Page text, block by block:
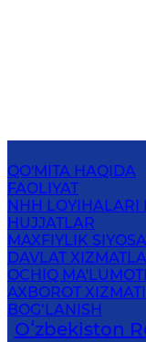
QO'MITA HAQIDA
FAOLIYAT
NHH LOYIHALARI
HUJJATLAR
MAXFIYLIK
DAVLAT
OCHIQ
AXBOROT XIZMATI
BOG‘LANISH
Oʻzbekiston